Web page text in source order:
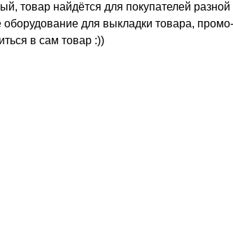
товар найдётся для покупателей
для выкладки товара,
в сам товар :))